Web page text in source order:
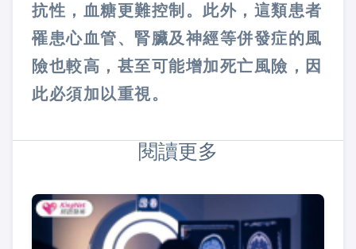
抗性，血糖更難控制。此外，這類患者
罹患心血管、腎臟及神經等併發症的風
險也較高，甚至可能增加死亡風險，因
此必須加以重視。
閱讀更多